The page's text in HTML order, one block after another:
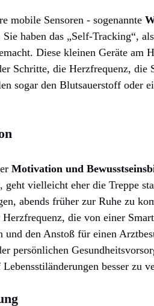
mobile Sensoren - sogenannte
haben das „Self-Tracking“,
Diese kleinen Geräte am
Schritte, die Herzfrequenz, die
sogar den Blutsauerstoff oder
Motivation und
vielleicht eher die Treppe
abends früher zur Ruhe zu
die von einer
den Anstoß für einen
persönlichen
besser zu